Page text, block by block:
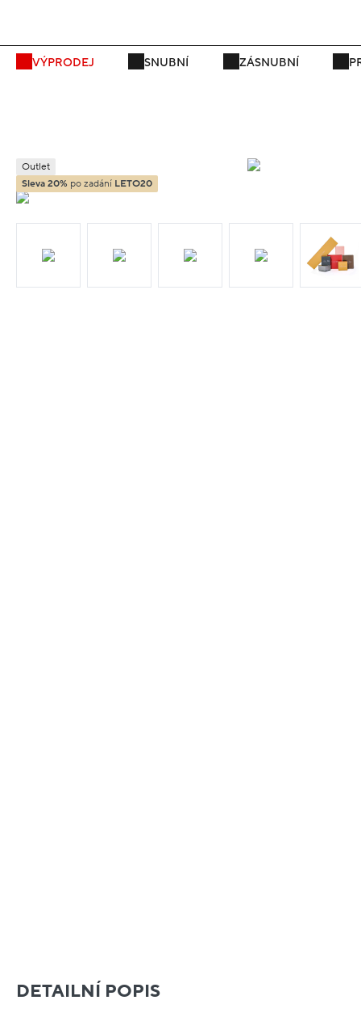
VÝPRODEJ SNUBNÍ ZÁSNUBNÍ
Outlet
Sleva 20% po zadání LETO20
DETAILNÍ POPIS